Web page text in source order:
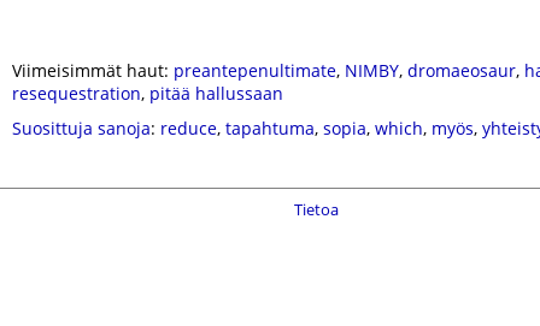
Viimeisimmät haut: preantepenultimate, NIMBY, dromaeosaur,
resequestration, pitää hallussaan
Suosittuja sanoja: reduce, tapahtuma, sopia, which, myös,
Tietoa